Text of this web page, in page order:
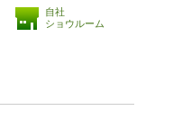
自社
ショウルーム